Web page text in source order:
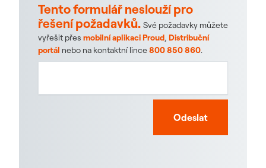
Tento formulář neslouží pro
řešení požadavků. Své požadavky můžete
vyřešit přes mobilní aplikaci Proud, Distribuční
portál nebo na kontaktní lince800 850 860.
Odeslat